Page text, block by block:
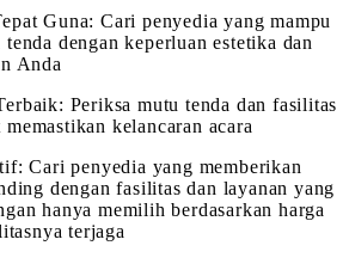
Guna: Cari penyedia yang mampu
dengan keperluan estetika dan
Anda
Periksa mutu tenda dan fasilitas
kelancaran acara
Cari penyedia yang memberikan
dengan fasilitas dan layanan yang
hanya memilih berdasarkan harga
terjaga